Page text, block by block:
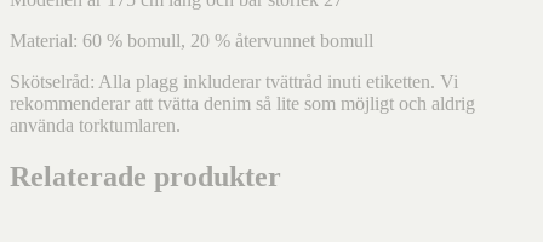
Material: 60 % bomull, 20 % återvunnet bomull
Skötselråd: Alla plagg inkluderar tvättråd inuti etiketten. Vi
rekommenderar att tvätta denim så lite som möjligt och aldrig
använda torktumlaren.
Relaterade produkter